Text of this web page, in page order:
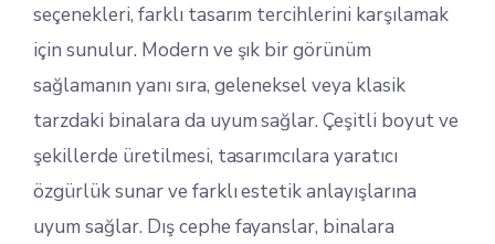
seçenekleri, farklı tasarım tercihlerini karşılamak
için sunulur. Modern ve şık bir görünüm
sağlamanın yanı sıra, geleneksel veya klasik
tarzdaki binalara da uyum sağlar. Çeşitli boyut ve
şekillerde üretilmesi, tasarımcılara yaratıcı
özgürlük sunar ve farklı estetik anlayışlarına
uyum sağlar. Dış cephe fayanslar, binalara